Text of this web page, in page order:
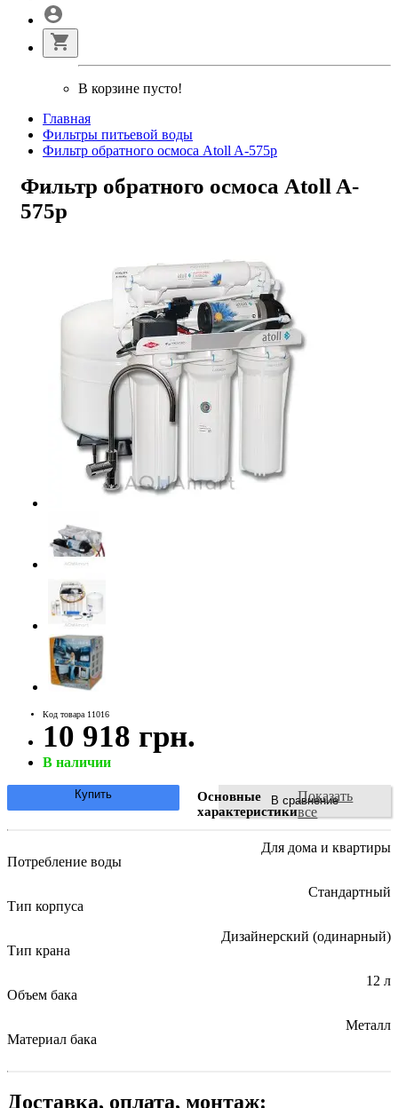
В корзине пусто!
Главная
Фильтры питьевой воды
Фильтр обратного осмоса Atoll A-575p
Фильтр обратного осмоса Atoll A-
575p
Код товара 11016
10 918 грн.
В наличии
В сравнение
Купить
Основные
характеристики
Показать
все
Потребление воды
Для дома и квартиры
Тип корпуса
Стандартный
Тип крана
Дизайнерский (одинарный)
Объем бака
12 л
Материал бака
Металл
Доставка, оплата, монтаж: